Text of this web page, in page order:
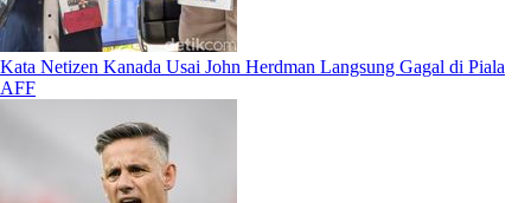
Kata Netizen Kanada Usai John Herdman Langsung Gagal di Piala
AFF